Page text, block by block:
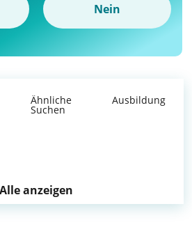
Nein
Ähnliche
Suchen
Ausbildung
Alle anzeigen